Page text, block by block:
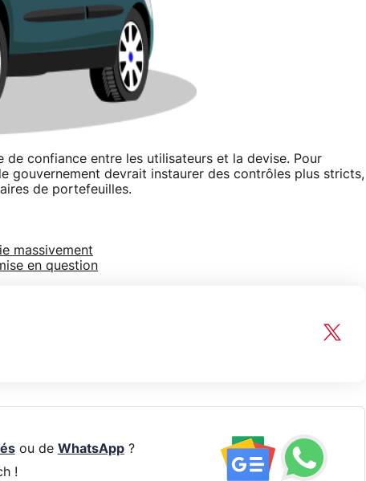
confiance entre les utilisateurs et la devise. Pour
gouvernement devrait instaurer des contrôles plus stricts,
de portefeuilles.
massivement
en question
ou de WhatsApp?
!